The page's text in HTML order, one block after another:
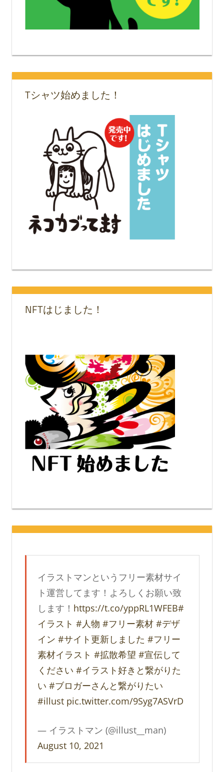
Tシャツ始めました！
NFTはじました！
イラストマンというフリー素材サイ
ト運営してます！よろしくお願い致
します！ https://t.co/yppRL1WFEB#
イラスト #人物 #フリー素材 #デザ
イン #サイト更新しました #フリー
素材イラスト #拡散希望 #宣伝して
ください #イラスト好きと繋がりた
い #ブロガーさんと繋がりたい
#illust pic.twitter.com/9Syg7ASVrD
— イラストマン (@illust__man)
August 10, 2021